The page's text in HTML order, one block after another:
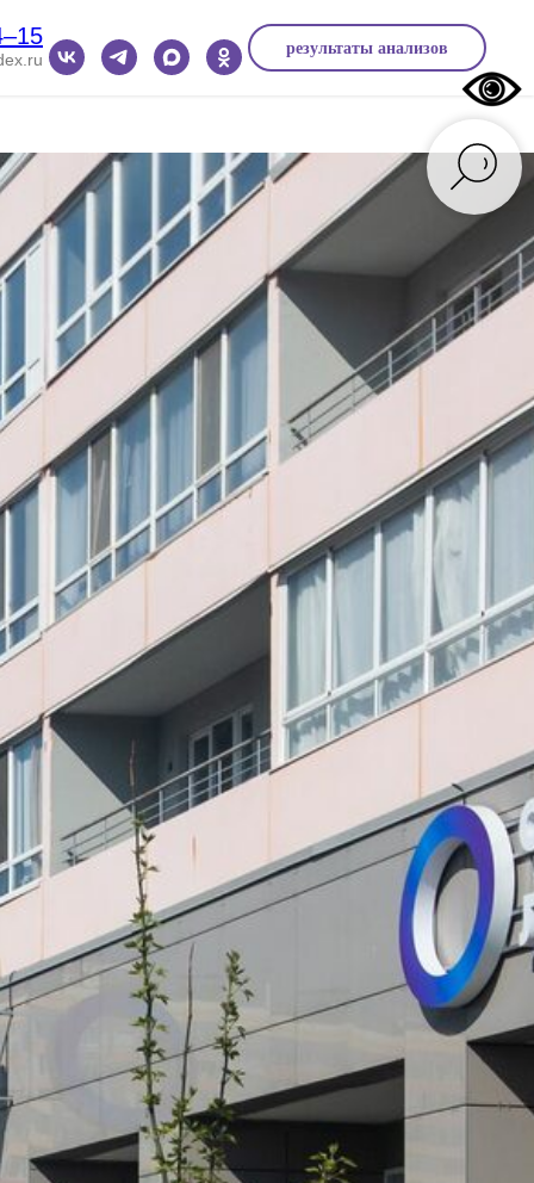
результаты анализов